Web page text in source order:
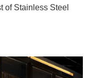
of Stainless Steel